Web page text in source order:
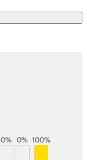
0% 0% 100%